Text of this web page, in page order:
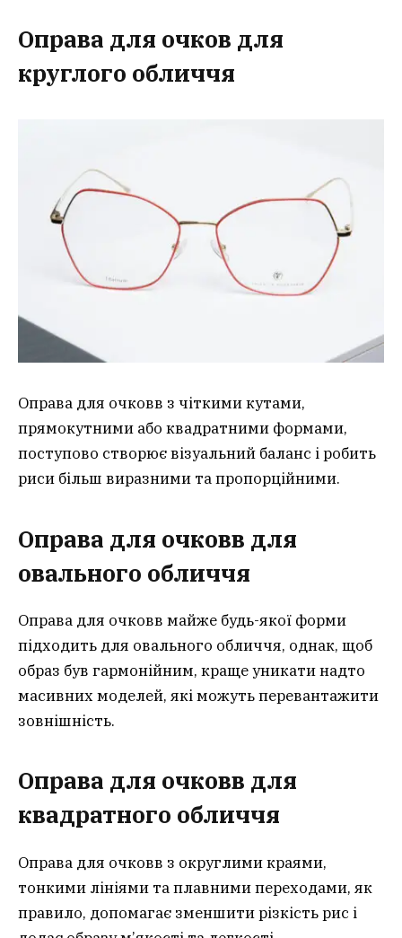
Оправа для очков для
круглого обличчя
Оправа для очковв з чіткими кутами,
прямокутними або квадратними формами,
поступово створює візуальний баланс і робить
риси більш виразними та пропорційними.
Оправа для очковв для
овального обличчя
Оправа для очковв майже будь-якої форми
підходить для овального обличчя, однак, щоб
образ був гармонійним, краще уникати надто
масивних моделей, які можуть перевантажити
зовнішність.
Оправа для очковв для
квадратного обличчя
Оправа для очковв з округлими краями,
тонкими лініями та плавними переходами, як
правило, допомагає зменшити різкість рис і